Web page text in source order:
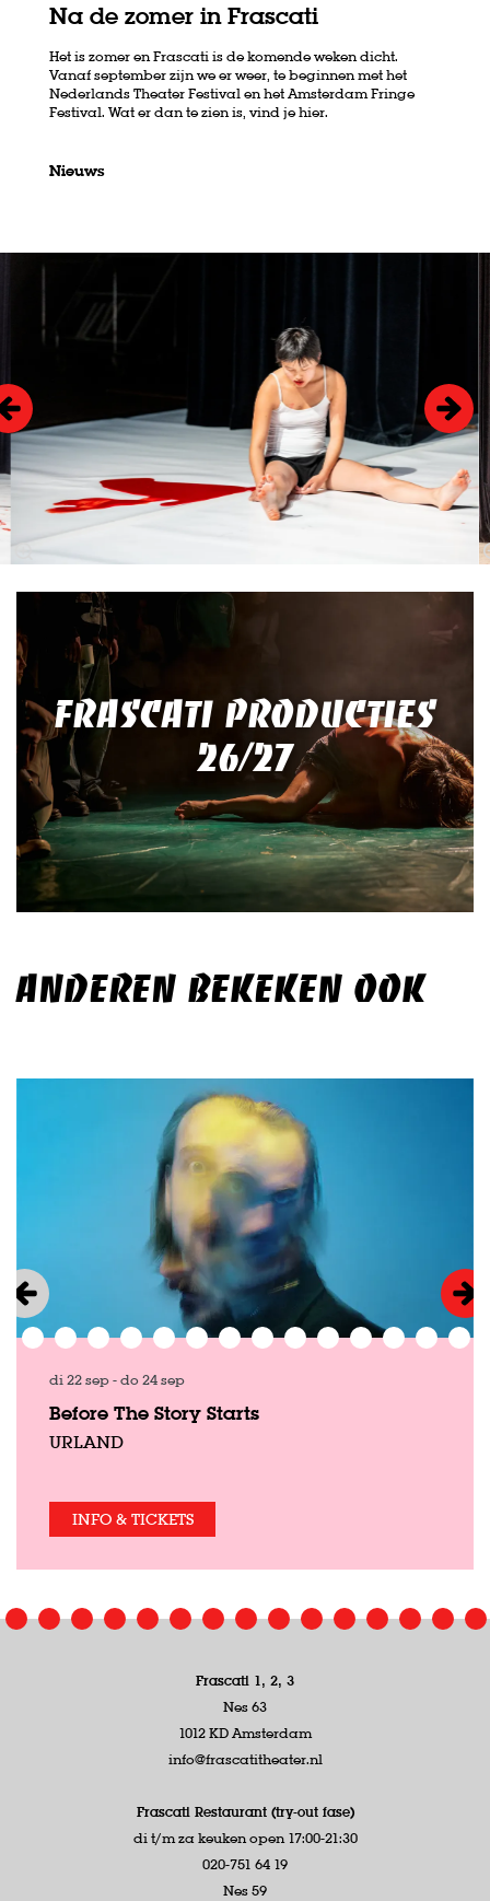
Na de zomer in Frascati
Het is zomer en Frascati is de komende weken dicht.
Vanaf september zijn we er weer, te beginnen met het
Nederlands Theater Festival en het Amsterdam Fringe
Festival. Wat er dan te zien is, vind je hier.
Nieuws
FRASCATI PRODUCTIES
26/27
ANDEREN BEKEKEN OOK
Before The Story Starts
URLAND
di 22 sep-do 24 sep
INFO & TICKETS
Frascati 1, 2, 3
Nes 63
1012 KD Amsterdam
info@frascatitheater.nl
Frascati Restaurant (try-out fase)
di t/m za keuken open 17:00-21:30
020-751 64 19
Nes 59